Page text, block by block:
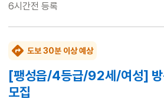
6시간전 등록
도보 30분 이상 예상
[팽성읍/4등급/92세/여성] 방
모집